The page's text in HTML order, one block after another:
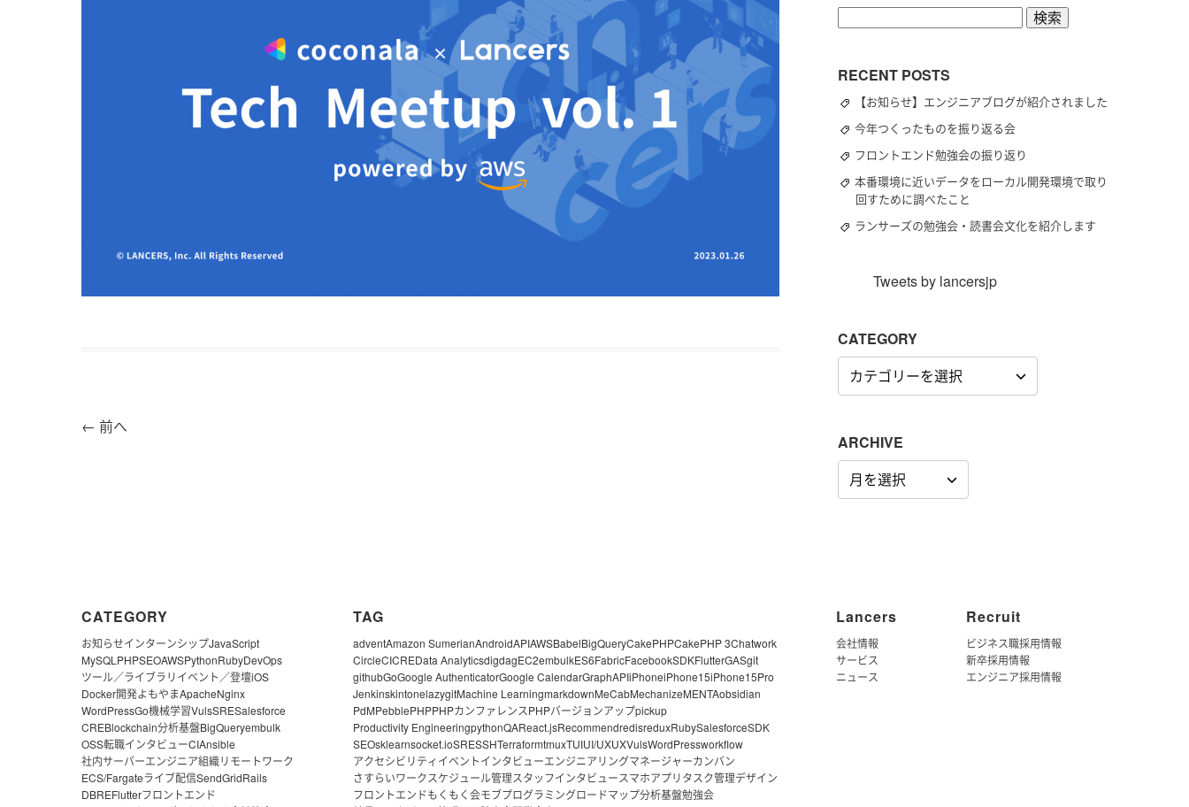
← 前へ
RECENT POSTS
【お知らせ】エンジニアブログが紹介されました
今年つくったものを振り返る会
フロントエンド勉強会の振り返り
本番環境に近いデータをローカル開発環境で取り
回すために調べたこと
ランサーズの勉強会・読書会文化を紹介します
Tweets by lancersjp
CATEGORY
CATEGORY
ARCHIVE
ARCHIVE
CATEGORY
お知らせインターンシップJavaScript
MySQL PHPSEOAWSPythonRubyDevOps
ツール／ライブラリイベント／登壇iOS
Docker開発よもやまApacheNginx
WordPressGo機械学習VulsSRESalesforce
CREBlockchain分析基盤BigQueryembulk
OSS転職インタビューCIAnsible
社内サーバーエンジニア組織リモートワーク
ECS/Fargateライブ配信SendGridRails
DBREFlutterフロントエンド
TAG
adventAmazon SumerianAndroidAPIAWSBabelBigQueryCakePHPCakePHP 3Chatwork
CircleCICREData AnalyticsdigdagEC2embulkES6FabricFacebookSDKFlutterGASgit
githubGoGoogle AuthenticatorGoogle CalendarGraphAPIiPhoneiPhone15iPhone15Pro
JenkinskintonelazygitMachine LearningmarkdownMeCabMechanizeMENTAobsidian
PdMPebblePHPPHPカンファレンスPHPバージョンアップpickup
Productivity EngineeringpythonQAReact.jsRecommendredisreduxRubySalesforceSDK
SEOsklearnsocket.ioSRESSHTerraformtmuxTUIUI/UXUXVulsWordPressworkflow
アクセシビリティ イベントインタビューエンジニアリングマネージャーカンバン
さすらいワークスケジュール管理スタッフインタビュースマホアプリタスク管理デザイン
フロントエンドもくもく会モブプログラミングロードマップ分析基盤勉強会
Lancers
会社情報
サービス
ニュース
Recruit
ビジネス職採用情報
新卒採用情報
エンジニア採用情報